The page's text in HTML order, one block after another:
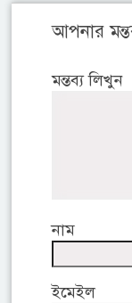
আপনার
মন্তব্য লিখুন
নাম
ইমেইল